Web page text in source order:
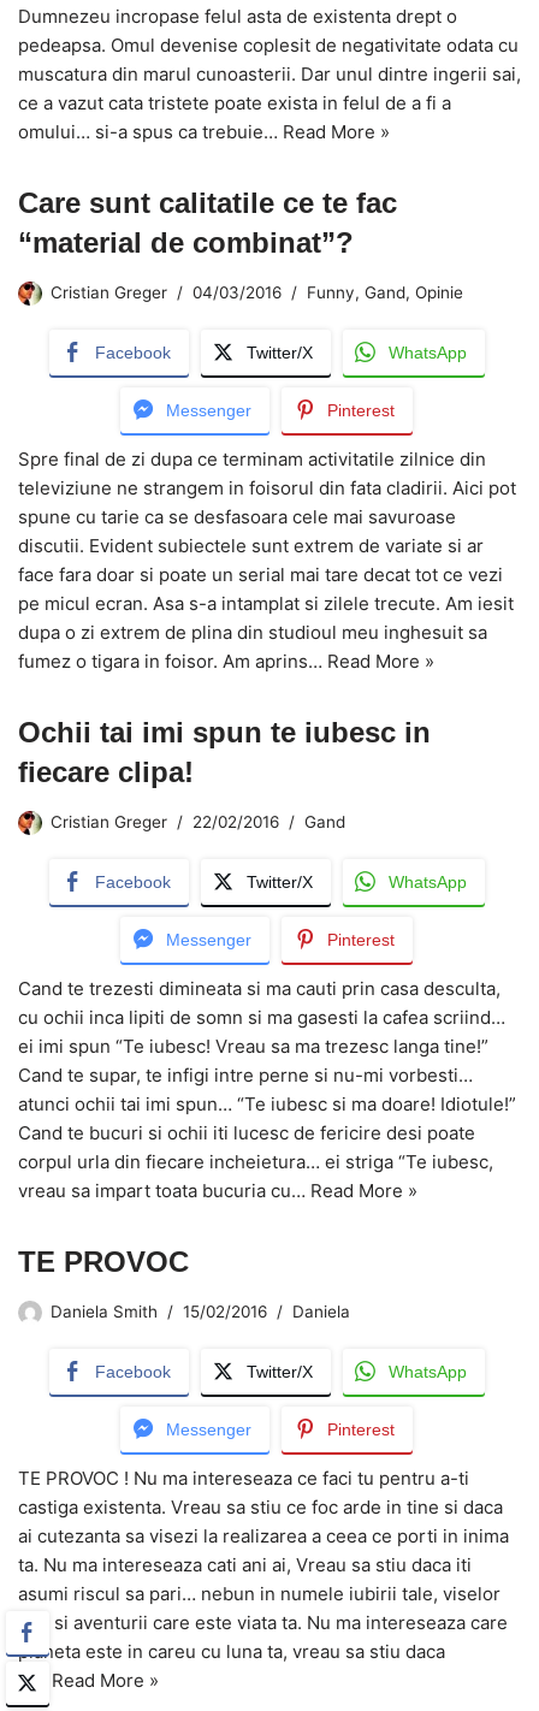
Dumnezeu incropase felul asta de existenta drept o
pedeapsa. Omul devenise coplesit de negativitate odata cu
muscatura din marul cunoasterii. Dar unul dintre ingerii sai,
ce a vazut cata tristete poate exista in felul de a fi a
omului… si-a spus ca trebuie… Read More »
Care sunt calitatile ce te fac
“material de combinat”?
Cristian Greger 04/03/2016 Funny, Gand, Opinie
Facebook Twitter/X WhatsApp
Messenger Pinterest
Spre final de zi dupa ce terminam activitatile zilnice din
televiziune ne strangem in foisorul din fata cladirii. Aici pot
spune cu tarie ca se desfasoara cele mai savuroase
discutii. Evident subiectele sunt extrem de variate si ar
face fara doar si poate un serial mai tare decat tot ce vezi
pe micul ecran. Asa s-a intamplat si zilele trecute. Am iesit
dupa o zi extrem de plina din studioul meu inghesuit sa
fumez o tigara in foisor. Am aprins… Read More »
Ochii tai imi spun te iubesc in
fiecare clipa!
Cristian Greger 22/02/2016 Gand
Facebook Twitter/X WhatsApp
Messenger Pinterest
Cand te trezesti dimineata si ma cauti prin casa desculta,
cu ochii inca lipiti de somn si ma gasesti la cafea scriind…
ei imi spun “Te iubesc! Vreau sa ma trezesc langa tine!”
Cand te supar, te infigi intre perne si nu-mi vorbesti…
atunci ochii tai imi spun… “Te iubesc si ma doare! Idiotule!”
Cand te bucuri si ochii iti lucesc de fericire desi poate
corpul urla din fiecare incheietura… ei striga “Te iubesc,
vreau sa impart toata bucuria cu… Read More »
TE PROVOC
Daniela Smith 15/02/2016 Daniela
Facebook Twitter/X WhatsApp
Messenger Pinterest
TE PROVOC ! Nu ma intereseaza ce faci tu pentru a-ti
castiga existenta. Vreau sa stiu ce foc arde in tine si daca
ai cutezanta sa visezi la realizarea a ceea ce porti in inima
ta. Nu ma intereseaza cati ani ai, Vreau sa stiu daca iti
asumi riscul sa pari… nebun in numele iubirii tale, viselor
tale si aventurii care este viata ta. Nu ma intereseaza care
planeta este in careu cu luna ta, vreau sa stiu daca
ai… Read More »